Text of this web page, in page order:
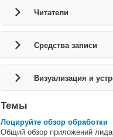
Читатели
Средства записи
Визуализация и
Темы
Лоцируйте обзор обработки
Общий обзор приложений